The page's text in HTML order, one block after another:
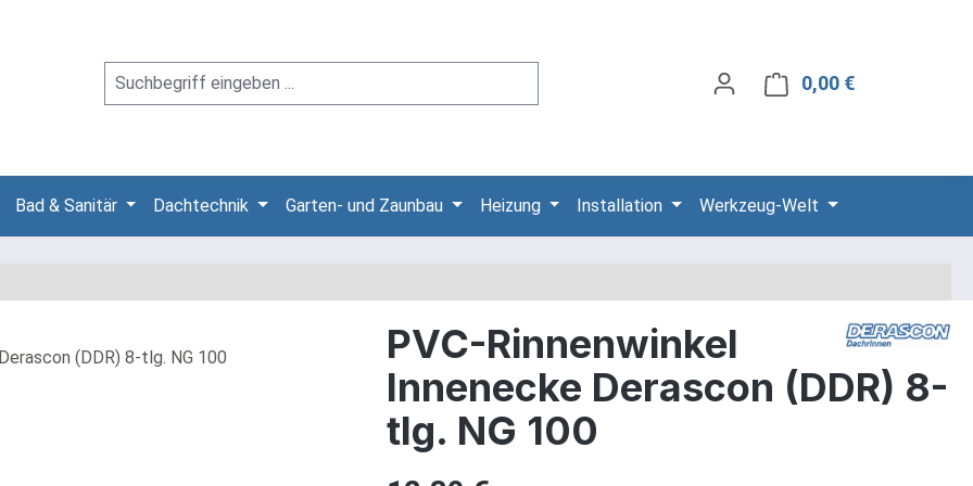
0,00 €Warenkorb
Bad & Sanitär Dachtechnik Garten- und Zaunbau Heizung Installation Werkzeug-Welt
PVC-Rinnenwinkel
Innenecke Derascon (DDR) 8-
tlg. NG 100
Regulärer Preis: